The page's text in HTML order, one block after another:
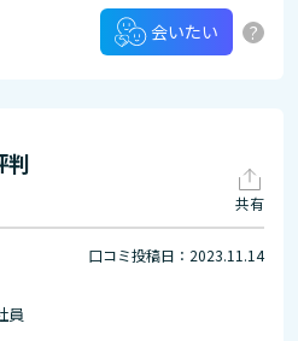
会いたい ?
判
共有
口コミ投稿日：2023.11.14
員